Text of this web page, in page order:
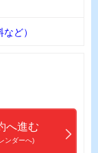
ど）
へ進む
ンダーへ)